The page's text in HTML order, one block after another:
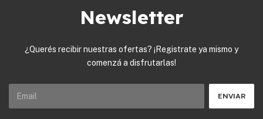
Newsletter
¿Querés recibir nuestras ofertas? ¡Registrate ya mismo y
comenzá a disfrutarlas!